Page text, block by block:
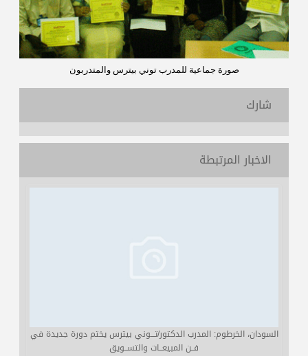
صورة جماعية للمدرب توني بيترس والمتدربون
شارك
الاخبار المرتبطة
السودان، الخرطوم: المدرب الدكتور/تـــوني بيترس يختم دورة جديدة في
فــن المبيعــات والتســويق